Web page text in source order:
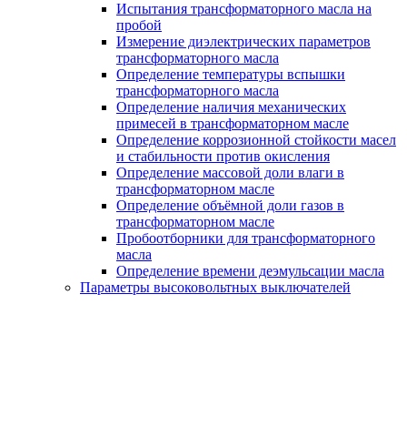
Испытания трансформаторного масла на
пробой
Измерение диэлектрических параметров
трансформаторного масла
Определение температуры вспышки
трансформаторного масла
Определение наличия механических
примесей в трансформаторном масле
Определение коррозионной стойкости масел
и стабильности против окисления
Определение массовой доли влаги в
трансформаторном масле
Определение объёмной доли газов в
трансформаторном масле
Пробоотборники для трансформаторного
масла
Определение времени деэмульсации масла
Параметры высоковольтных выключателей